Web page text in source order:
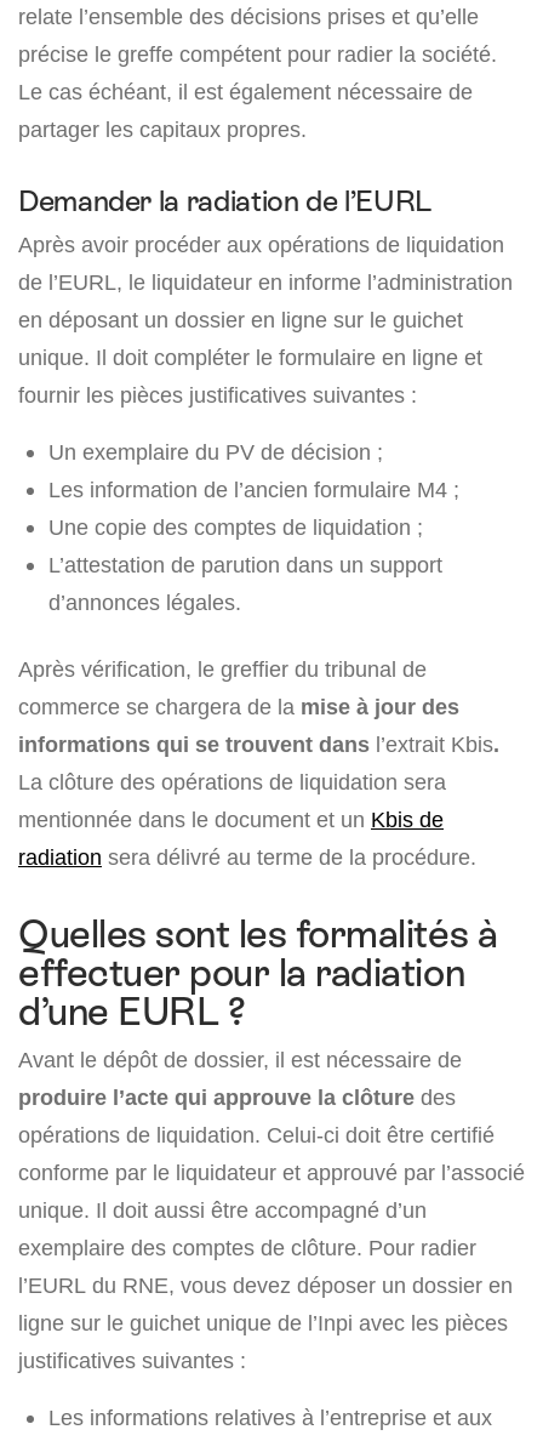
relate l’ensemble des décisions prises et qu’elle
précise le greffe compétent pour radier la société.
Le cas échéant, il est également nécessaire de
partager les capitaux propres.
Demander la radiation de l’EURL
Après avoir procéder aux opérations de liquidation
de l’EURL, le liquidateur en informe l’administration
en déposant un dossier en ligne sur le guichet
unique. Il doit compléter le formulaire en ligne et
fournir les pièces justificatives suivantes :
Un exemplaire du PV de décision ;
Les information de l’ancien formulaire M4 ;
Une copie des comptes de liquidation ;
L’attestation de parution dans un support
d’annonces légales.
Après vérification, le greffier du tribunal de
commerce se chargera de la mise à jour des
informations qui se trouvent dans l’extrait Kbis.
La clôture des opérations de liquidation sera
mentionnée dans le document et un Kbis de
radiation sera délivré au terme de la procédure.
Quelles sont les formalités à
effectuer pour la radiation
d’une EURL ?
Avant le dépôt de dossier, il est nécessaire de
produire l’acte qui approuve la clôture des
opérations de liquidation. Celui-ci doit être certifié
conforme par le liquidateur et approuvé par l’associé
unique. Il doit aussi être accompagné d’un
exemplaire des comptes de clôture. Pour radier
l’EURL du RNE, vous devez déposer un dossier en
ligne sur le guichet unique de l’Inpi avec les pièces
justificatives suivantes :
Les informations relatives à l’entreprise et aux